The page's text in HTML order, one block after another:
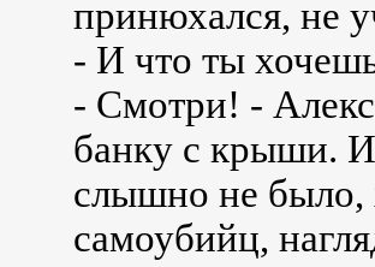
принюхался, не
- И что ты
- Смотри! -
банку с крыши. И
слышно не было,
самоубийц,